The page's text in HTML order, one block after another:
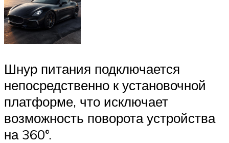
Шнур питания подключается
непосредственно к установочной
платформе, что исключает
возможность поворота устройства
на 360°.